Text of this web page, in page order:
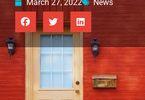
March 27, 2022 News